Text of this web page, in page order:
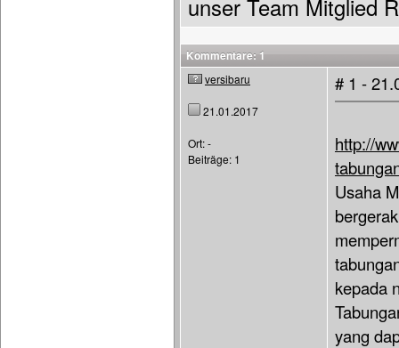
unser Team Mitglied
Kommentare: 1
versibaru
21.01.2017
Ort: -
Beiträge: 1
# 1 -
http://
Usaha
kepada
yang